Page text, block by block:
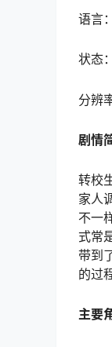
语言：
状态：
分辨
剧情
转校
家人
不一
式常
带到
的过
主要